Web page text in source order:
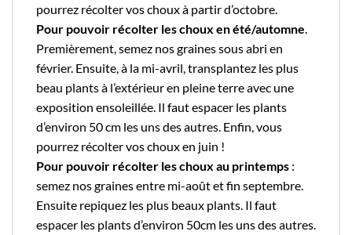
pourrez récolter vos choux à partir d’octobre.
Pour pouvoir récolter les choux en été/automne.
Premièrement, semez nos graines sous abri en
février. Ensuite, à la mi-avril, transplantez les plus
beau plants à l’extérieur en pleine terre avec une
exposition ensoleillée. Il faut espacer les plants
d’environ 50 cm les uns des autres. Enfin, vous
pourrez récolter vos choux en juin !
Pour pouvoir récolter les choux au printemps :
semez nos graines entre mi-août et fin septembre.
Ensuite repiquez les plus beaux plants. Il faut
espacer les plants d’environ 50cm les uns des autres.